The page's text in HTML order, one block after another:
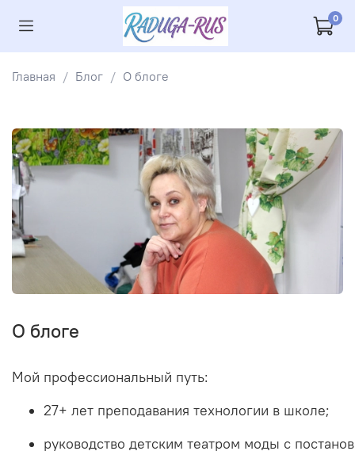
0
Главная Блог О блоге
О блоге
Мой профессиональный путь:
27+ лет преподавания технологии в школе;
руководство детским театром моды с